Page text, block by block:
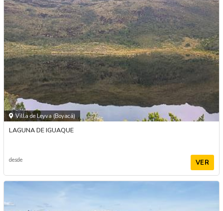
Villa de Leyva (Boyacá)
LAGUNA DE IGUAQUE
desde VER